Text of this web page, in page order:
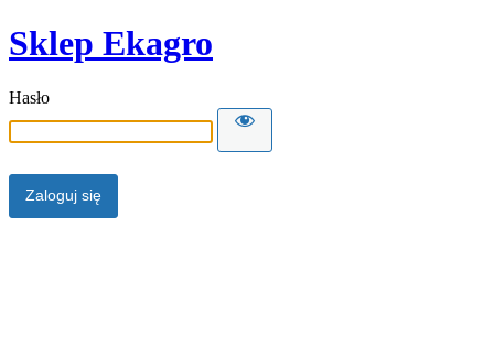
Sklep Ekagro
Hasło